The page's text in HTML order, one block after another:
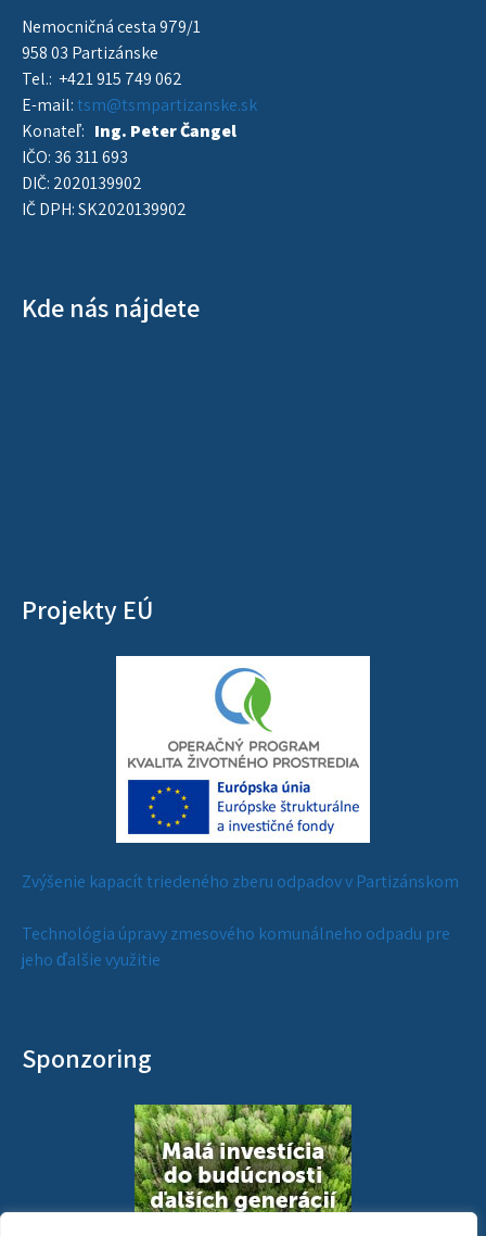
Nemocničná cesta 979/1
958 03 Partizánske
Tel.: +421 915 749 062
E-mail:tsm@tsmpartizanske.sk
Konateľ: Ing. Peter Čangel
IČO: 36 311 693
DIČ: 2020139902
IČ DPH: SK2020139902
Kde nás nájdete
Projekty EÚ
Zvýšenie kapacít triedeného zberu odpadov v Partizánskom
Technológia úpravy zmesového komunálneho odpadu pre
jeho ďalšie využitie
Sponzoring